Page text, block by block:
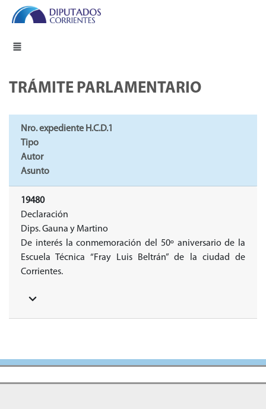
TRÁMITE PARLAMENTARIO
Nro. expediente H.C.D.1
Tipo
Autor
Asunto
19480
Declaración
Dips. Gauna y Martino
De interés la conmemoración del 50º aniversario de la
Escuela Técnica “Fray Luis Beltrán” de la ciudad de
Corrientes.